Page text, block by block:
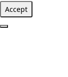
Accept